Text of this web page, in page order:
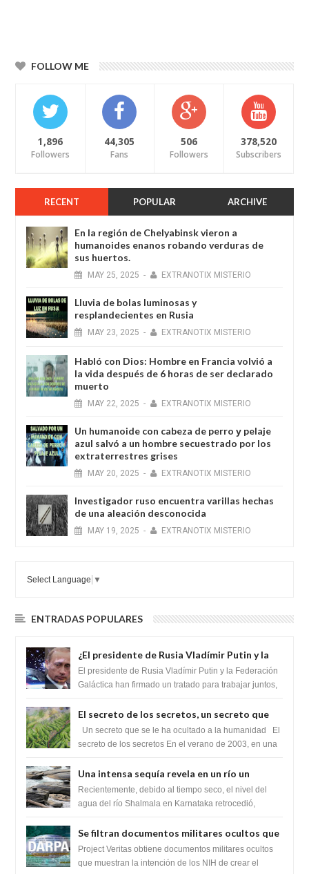
FOLLOW ME
1,896
Followers
44,305
Fans
506
Followers
378,520
Subscribers
RECENT POPULAR ARCHIVE
En la región de Chelyabinsk vieron a
humanoides enanos robando verduras de
sus huertos.
MAY 25, 2025 - EXTRANOTIX MISTERIO
Lluvia de bolas luminosas y
resplandecientes en Rusia
MAY 23, 2025 - EXTRANOTIX MISTERIO
Habló con Dios: Hombre en Francia volvió a
la vida después de 6 horas de ser declarado
muerto
MAY 22, 2025 - EXTRANOTIX MISTERIO
Un humanoide con cabeza de perro у pelaje
azul salvó a un hombre secuestrado por los
extraterrestres grises
MAY 20, 2025 - EXTRANOTIX MISTERIO
Investigador ruso encuentra varillas hechas
de una aleación desconocida
MAY 19, 2025 - EXTRANOTIX MISTERIO
Select Language ▼
ENTRADAS POPULARES
¿El presidente de Rusia Vladímir Putin y la
Federación Galactica han firmado un
tratado para acabar con los Sionistas?
El presidente de Rusia Vladímir Putin y la Federación
Galáctica han firmado un tratado para trabajar juntos,
El secreto de los secretos, un secreto que
cambiaría por completo el destino de la
humanidad
Un secreto que se le ha ocultado a la humanidad El
secreto de los secretos En el verano de 2003, en una
Una intensa sequía revela en un río un
impresionante hallazgo de miles de Shiva
Lingas
Recientemente, debido al tiempo seco, el nivel del
agua del río Shalmala en Karnataka retrocedió,
Se filtran documentos militares ocultos que
muestran la intención de los NIH de crear el
SARS-CoV-2, utilizando la investigación de
Project Veritas obtiene documentos militares ocultos
que muestran la intención de los NIH de crear el